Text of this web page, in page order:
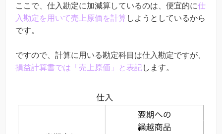
ここで、仕入勘定に加減算しているのは、便宜的に仕
入勘定を用いて売上原価を計算しようとしているから
です。
ですので、計算に用いる勘定科目は仕入勘定ですが、
損益計算書では「売上原価」と表記します。